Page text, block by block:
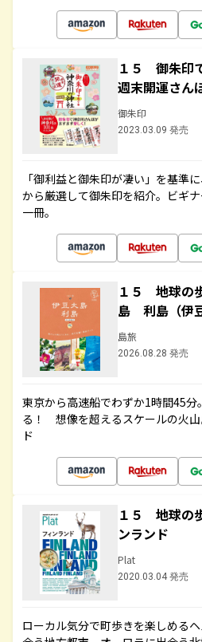
１５ 御朱印
週末開運さ
御朱印
2023.03.09 発売
「御利益と御朱印が凄い」を基準
から厳選して御朱印を紹介。ビギ
一冊。
１５ 地球の
島 利島（伊
島旅
2026.08.28 発売
東京から高速船でわずか1時間45
る！ 想像を超えるスケールの火
ド
１５ 地球の
ンランド
Plat
2020.03.04 発売
ローカル気分で町歩きを楽しめる